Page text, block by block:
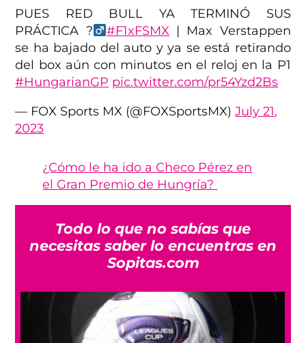
PUES RED BULL YA TERMINÓ SUS
PRÁCTICA ?‍
#F1xFSMX | Max Verstappen
se ha bajado del auto y ya se está retirando
del box aún con minutos en el reloj en la P1
#HungarianGP pic.twitter.com/pr54Yzd2Bs
— FOX Sports MX (@FOXSportsMX)July 21,
2023
¿Cómo le ha ido a Checo Pérez en
el Gran Premio de Hungría?
Todo lo que no sabías que
necesitas saber lo encuentras en
Sopitas.com